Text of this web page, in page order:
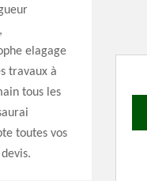
elagage
travaux à
tous les
toutes vos